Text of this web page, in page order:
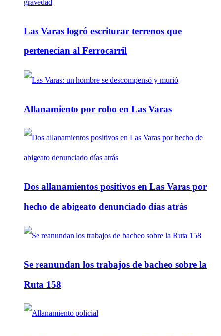
Las Varas logró escriturar terrenos que
pertenecían al Ferrocarril
Allanamiento por robo en Las Varas
Dos allanamientos positivos en Las Varas por
hecho de abigeato denunciado días atrás
Se reanundan los trabajos de bacheo sobre la
Ruta 158